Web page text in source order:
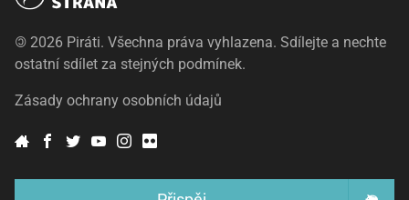
© 2026 Piráti. Všechna práva vyhlazena. Sdílejte a nechte
ostatní sdílet za stejných podmínek.
Zásady ochrany osobních údajů